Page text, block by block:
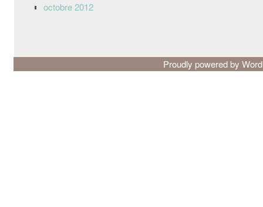
octobre 2012
Proudly powered by